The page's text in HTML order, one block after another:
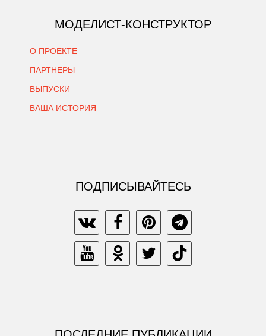
МОДЕЛИСТ-КОНСТРУКТОР
О ПРОЕКТЕ
ПАРТНЕРЫ
ВЫПУСКИ
ВАША ИСТОРИЯ
ПОДПИСЫВАЙТЕСЬ